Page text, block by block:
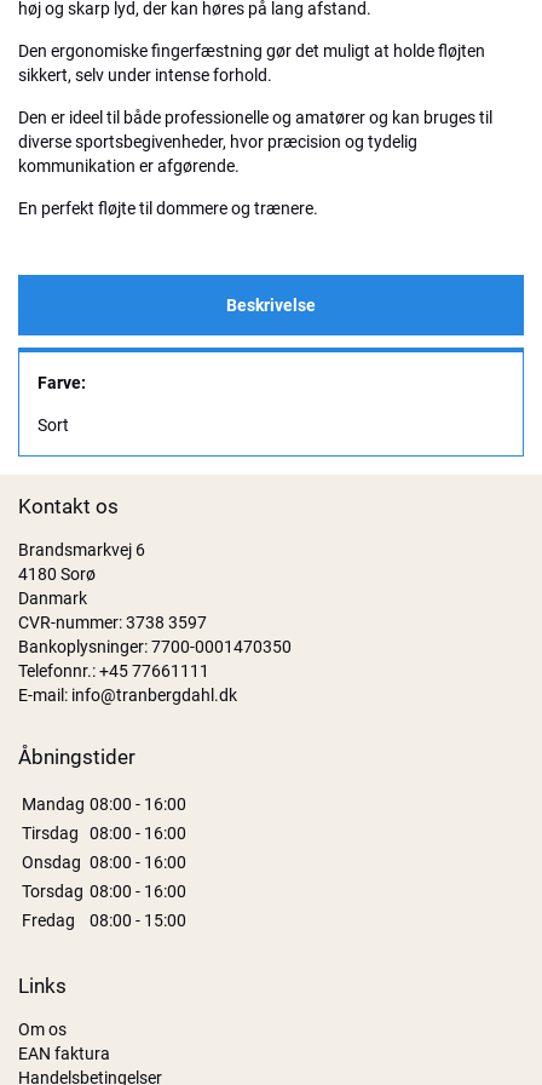
høj og skarp lyd, der kan høres på lang afstand.
Den ergonomiske fingerfæstning gør det muligt at holde fløjten
sikkert, selv under intense forhold.
Den er ideel til både professionelle og amatører og kan bruges til
diverse sportsbegivenheder, hvor præcision og tydelig
kommunikation er afgørende.
En perfekt fløjte til dommere og trænere.
Beskrivelse
Farve:
Sort
Kontakt os
Brandsmarkvej 6
4180 Sorø
Danmark
CVR-nummer: 3738 3597
Bankoplysninger: 7700-0001470350
Telefonnr.:+45 77661111
E-mail: info@tranbergdahl.dk
Åbningstider
Mandag 08:00 - 16:00
Tirsdag
08:00 - 16:00
Onsdag 08:00 - 16:00
Torsdag 08:00 - 16:00
Fredag
08:00 - 15:00
Links
Om os
EAN faktura
Handelsbetingelser